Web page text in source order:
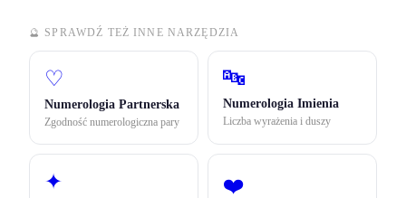
🔮 SPRAWDŹ TEŻ INNE NARZĘDZIA
♡
Numerologia Partnerska
Zgodność numerologiczna pary
🔤
Numerologia Imienia
Liczba wyrażenia i duszy
✦ ❤️